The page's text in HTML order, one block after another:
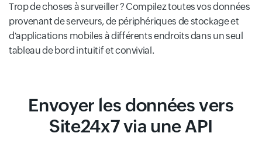
Trop de choses à surveiller ? Compilez toutes vos données
provenant de serveurs, de périphériques de stockage et
d'applications mobiles à différents endroits dans un seul
tableau de bord intuitif et convivial.
Envoyer les données vers
Site24x7 via une API